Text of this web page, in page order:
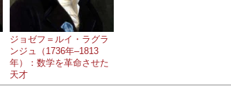
ジョゼフ＝ルイ・ラグラ
ンジュ（1736年–1813
年）：数学を革命させた
天才